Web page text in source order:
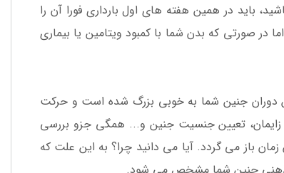
باید در همین هفته های اول بارداری فورا آن را
صورتی که بدن شما با کمبود ویتامین یا بیماری
هفته 16 تا هفته 20 مربوط می شود. در این دوران جنین شما به خوبی بزرگ شده است و حرکت
تعیین جنسیت جنین و... همگی جزو بررسی
باز می گردد. آیا می دانید چرا؟ به این علت که